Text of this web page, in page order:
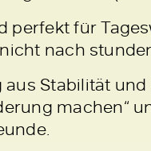
perfekt für
nach
Stabilität
machen“